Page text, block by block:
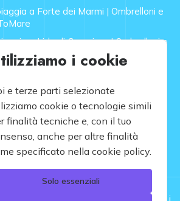
a Forte dei Marmi | Ombrelloni e
a Lido di Camaiore | Ombrelloni e
a Rapallo | Ombrelloni e
Spiagge
i cookie
e terze parti selezionate
cookie o tecnologie simili
finalità tecniche e, con il tuo
anche per altre finalità
specificato nella cookie policy.
Solo essenziali